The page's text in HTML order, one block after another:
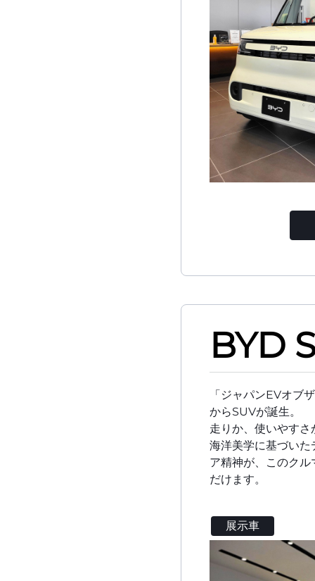
BYD
「ジャパンEVオブ
からSUVが誕生。
走りか、使いやす
海洋美学に基づい
ア精神が、このク
だけます。
展示車